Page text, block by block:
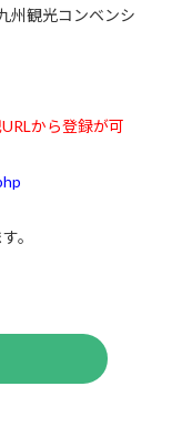
州観光コンベンシ
から登録が可
。